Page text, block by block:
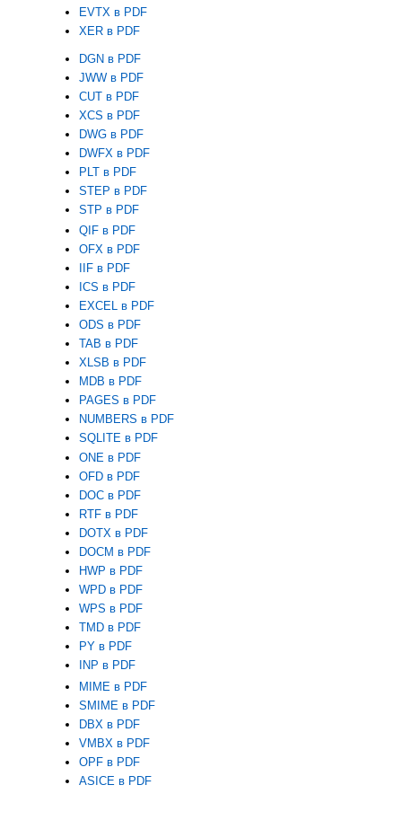
EVTX в PDF
XER в PDF
DGN в PDF
JWW в PDF
CUT в PDF
XCS в PDF
DWG в PDF
DWFX в PDF
PLT в PDF
STEP в PDF
STP в PDF
QIF в PDF
OFX в PDF
IIF в PDF
ICS в PDF
EXCEL в PDF
ODS в PDF
TAB в PDF
XLSB в PDF
MDB в PDF
PAGES в PDF
NUMBERS в PDF
SQLITE в PDF
ONE в PDF
OFD в PDF
DOC в PDF
RTF в PDF
DOTX в PDF
DOCM в PDF
HWP в PDF
WPD в PDF
WPS в PDF
TMD в PDF
PY в PDF
INP в PDF
MIME в PDF
SMIME в PDF
DBX в PDF
VMBX в PDF
OPF в PDF
ASICE в PDF